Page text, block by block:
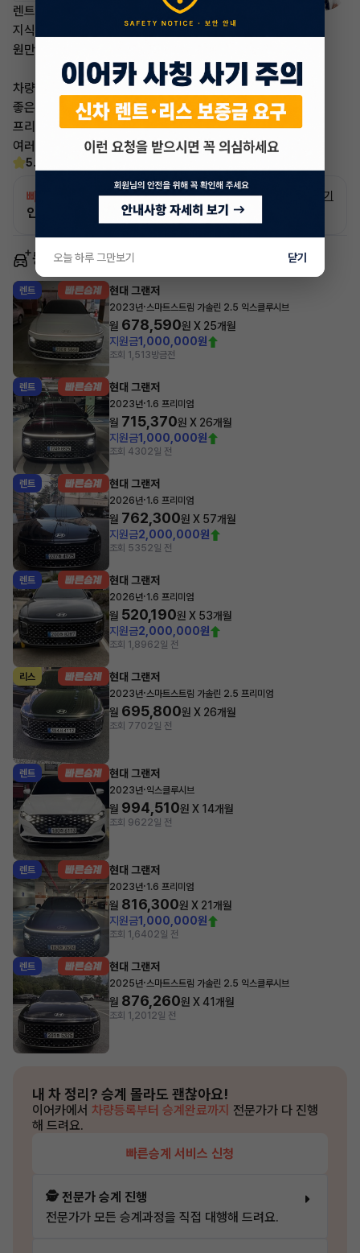
렌트/리스 상품에 대한
지식과 정보가 있어야만
원만한 "승계"를 할수가있습니다!
차량 매각, 정리를 원하시는분
좋은조건의 차량을 원하시는분
프리미엄승계 "이어카" 에서
여러분의 파트너가 되어드리겠습니다,
5.0
빠른승계
서비스
인증 차량으로 승계하는 이유?
자세히 보기
동일 차종 이어카
렌트 현대 그랜저
2023년·스마트스트림 가솔린 2.5 익스클루시브
월 678,590원 X 25개월
지원금1,000,000원
조회 1,513방금전
렌트 현대 그랜저
2023년·1.6 프리미엄
월 715,370원 X 26개월
지원금1,000,000원
조회 4302일 전
렌트 현대 그랜저
2026년·1.6 프리미엄
월 762,300원 X 57개월
지원금2,000,000원
조회 5352일 전
렌트 현대 그랜저
2026년·1.6 프리미엄
월 520,190원 X 53개월
지원금2,000,000원
조회 1,8962일 전
리스 현대 그랜저
2023년·스마트스트림 가솔린 2.5 프리미엄
월 695,800원 X 26개월
조회 7702일 전
렌트 현대 그랜저
2023년·익스클루시브
월 994,510원 X 14개월
조회 9622일 전
렌트 현대 그랜저
2023년·1.6 프리미엄
월 816,300원 X 21개월
지원금1,000,000원
조회 1,6402일 전
렌트 현대 그랜저
2025년·스마트스트림 가솔린 2.5 익스클루시브
월 876,260원 X41개월
조회 1,201 2일 전
내 차 정리? 승계 몰라도 괜찮아요!
이어카에서 차량등록부터 승계완료까지 전문가가 다 진행
해 드려요.
빠른승계 서비스 신청
🕵️ 전문가 승계 진행
전문가가 모든 승계과정을 직접 대행해 드려요.
오늘 하루 그만보기 닫기